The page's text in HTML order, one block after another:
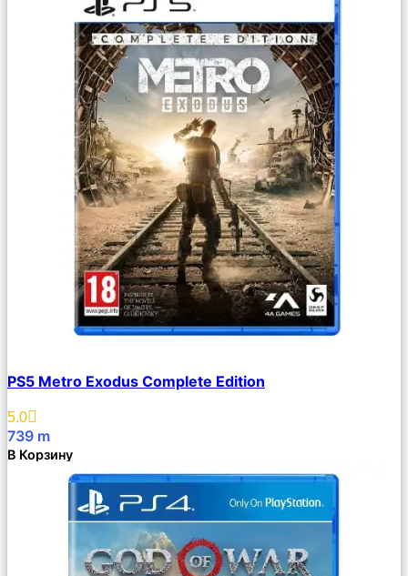
Описание
Избранное
PS5 Metro Exodus Complete Edition
5.0
739 m
В Корзину